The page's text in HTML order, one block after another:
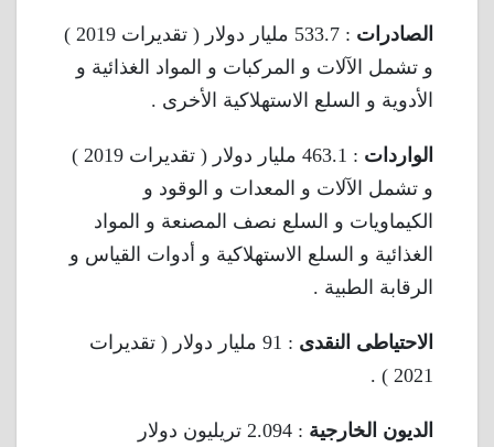
الصادرات
: 533.7 مليار دولار ( تقديرات 2019 )
و تشمل الآلات و المركبات و المواد الغذائية و
الأدوية و السلع الاستهلاكية الأخرى .
الواردات
: 463.1 مليار دولار ( تقديرات 2019 )
و تشمل الآلات و المعدات و الوقود و
الكيماويات و السلع نصف المصنعة و المواد
الغذائية و السلع الاستهلاكية و أدوات القياس و
الرقابة الطبية .
الاحتياطى النقدى
: 91 مليار دولار ( تقديرات
2021 ) .
الديون الخارجية
: 2.094 تريليون دولار